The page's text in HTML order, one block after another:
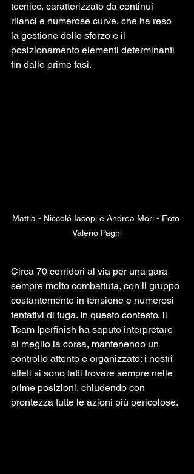
tecnico, caratterizzato da continui
rilanci e numerose curve, che ha reso
la gestione dello sforzo e il
posizionamento elementi determinanti
fin dalle prime fasi.
Mattia - Niccoló Iacopi e Andrea Mori - Foto
Valerio Pagni
Circa 70 corridori al via per una gara
sempre molto combattuta, con il gruppo
costantemente in tensione e numerosi
tentativi di fuga. In questo contesto, il
Team Iperfinish ha saputo interpretare
al meglio la corsa, mantenendo un
controllo attento e organizzato: i nostri
atleti si sono fatti trovare sempre nelle
prime posizioni, chiudendo con
prontezza tutte le azioni più pericolose.